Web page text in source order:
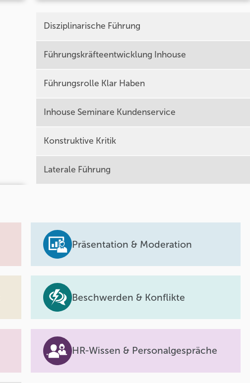
Disziplinarische Führung
Führungskräfteentwicklung Inhouse
Führungsrolle Klar Haben
Inhouse Seminare Kundenservice
Konstruktive Kritik
Laterale Führung
Präsentation & Moderation
Beschwerden & Konflikte
HR-Wissen & Personalgespräche